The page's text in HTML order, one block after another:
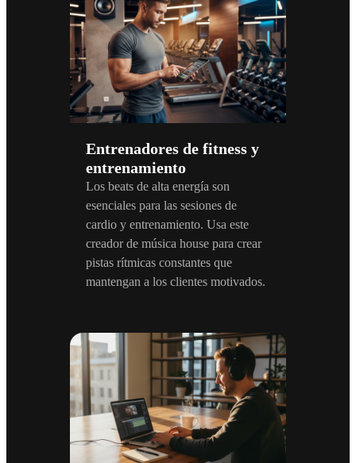
Entrenadores de fitness y
entrenamiento
Los beats de alta energía son
esenciales para las sesiones de
cardio y entrenamiento. Usa este
creador de música house para crear
pistas rítmicas constantes que
mantengan a los clientes motivados.